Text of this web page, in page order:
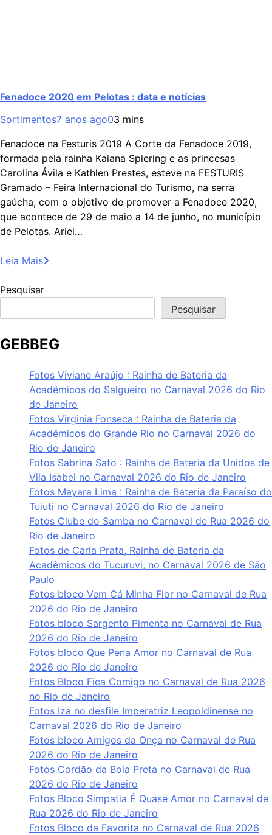
Fenadoce 2020 em Pelotas : data e notícias
Sortimentos7 anos ago03 mins
Fenadoce na Festuris 2019 A Corte da Fenadoce 2019,
formada pela rainha Kaiana Spiering e as princesas
Carolina Ávila e Kathlen Prestes, esteve na FESTURIS
Gramado – Feira Internacional do Turismo, na serra
gaúcha, com o objetivo de promover a Fenadoce 2020,
que acontece de 29 de maio a 14 de junho, no município
de Pelotas. Ariel…
Leia Mais
Pesquisar
Pesquisar
GEBBEG
Fotos Viviane Araújo : Rainha de Bateria da
Acadêmicos do Salgueiro no Carnaval 2026 do Rio
de Janeiro
Fotos Virginia Fonseca : Rainha de Bateria da
Acadêmicos do Grande Rio no Carnaval 2026 do
Rio de Janeiro
Fotos Sabrina Sato : Rainha de Bateria da Unidos de
Vila Isabel no Carnaval 2026 do Rio de Janeiro
Fotos Mayara Lima : Rainha de Bateria da Paraíso do
Tuiuti no Carnaval 2026 do Rio de Janeiro
Fotos Clube do Samba no Carnaval de Rua 2026 do
Rio de Janeiro
Fotos de Carla Prata, Rainha de Bateria da
Acadêmicos do Tucuruvi, no Carnaval 2026 de São
Paulo
Fotos bloco Vem Cá Minha Flor no Carnaval de Rua
2026 do Rio de Janeiro
Fotos bloco Sargento Pimenta no Carnaval de Rua
2026 do Rio de Janeiro
Fotos bloco Que Pena Amor no Carnaval de Rua
2026 do Rio de Janeiro
Fotos Bloco Fica Comigo no Carnaval de Rua 2026
no Rio de Janeiro
Fotos Iza no desfile Imperatriz Leopoldinense no
Carnaval 2026 do Rio de Janeiro
Fotos bloco Amigos da Onça no Carnaval de Rua
2026 do Rio de Janeiro
Fotos Cordão da Bola Preta no Carnaval de Rua
2026 do Rio de Janeiro
Fotos Bloco Simpatia É Quase Amor no Carnaval de
Rua 2026 do Rio de Janeiro
Fotos Bloco da Favorita no Carnaval de Rua 2026